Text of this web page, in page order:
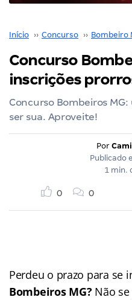
Início ›› Concurso ›› Bombeiro
Concurso
inscrições
Concurso Bombeiros
ser sua. Aproveite!
Por
Publicado
1 min.
0 0
Perdeu o prazo para se
Bombeiros MG?Não se